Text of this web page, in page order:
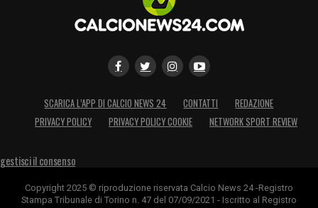
SCARICA L’APP DI CALCIO NEWS 24 CONTATTI
REDAZIONE
PRIVACY POLICY
PRIVACY POLICY COOKIE NETWORK SPORT REVIEW
gestisci il consenso
Copyright 2025 © riproduzione riservata Calcio News 24 -Registro
Stampa Tribunale di Torino n. 47 del 07/09/2021 - Iscritto al Registro